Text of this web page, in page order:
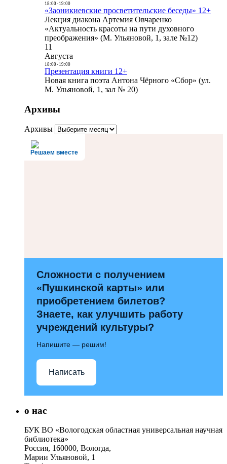
18:00- 19:00
«Заоникиевские просветительские беседы» 12+
Лекция диакона Артемия Овчаренко
«Актуальность красоты на пути духовного
преображения» (М. Ульяновой, 1, зале №12)
11
Августа
18:00- 19:00
Презентация книги 12+
Новая книга поэта Антона Чёрного «Сбор» (ул.
М. Ульяновой, 1, зал № 20)
Архивы
Архивы
Решаем вместе
Сложности с получением
«Пушкинской карты» или
приобретением билетов?
Знаете, как улучшить работу
учреждений культуры?
Напишите — решим!
Написать
о нас
БУК ВО «Вологодская областная универсальная научная
библиотека»
Россия, 160000, Вологда,
Марии Ульяновой, 1